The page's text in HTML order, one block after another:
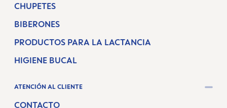
CHUPETES
BIBERONES
PRODUCTOS PARA LA LACTANCIA
HIGIENE BUCAL
ATENCIÓN AL CLIENTE
CONTACTO